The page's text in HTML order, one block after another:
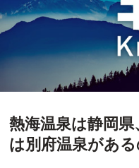
熱海温泉は静岡
は別府温泉がある